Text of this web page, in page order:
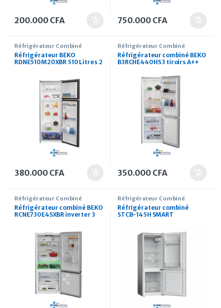
200.000 CFA 750.000 CFA
Réfrigérateur Combiné
Réfrigérateur BEKO
RDNE510M20XBR 510 Litres 2
380.000 CFA
Réfrigérateur Combiné
Réfrigérateur combiné BEKO
B3RCHE440HS 3 tiroirs A++
350.000 CFA
Réfrigérateur Combiné
Réfrigérateur combiné BEKO
RCNE730E4SXBR inverter 3
Réfrigérateur Combiné
Réfrigérateur combiné
STCB-145H SMART